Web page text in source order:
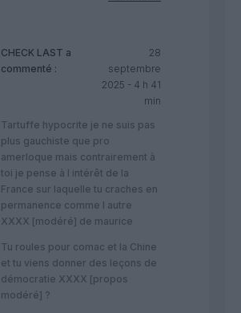
CHECK LAST a
commenté :
28
septembre
2025 - 4 h 41
min
Tartuffe hypocrite je ne suis pas
plus gauchiste que pro
amerloque mais contrairement à
toi je pense à l intérêt de la
France sur laquelle tu craches en
permanence comme l autre
XXXX [modéré] de maurice
Tu roules pour comac et la Chine
et tu viens donner des leçons de
démocratie XXXX [propos
modéré] ?